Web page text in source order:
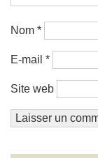
Nom *
E-mail *
Site web